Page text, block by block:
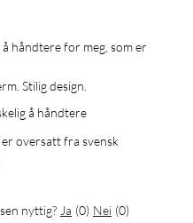
HDR
Stilig design.
å håndtere
oversatt fra svensk
nyttig? Ja (0) Nei (0)